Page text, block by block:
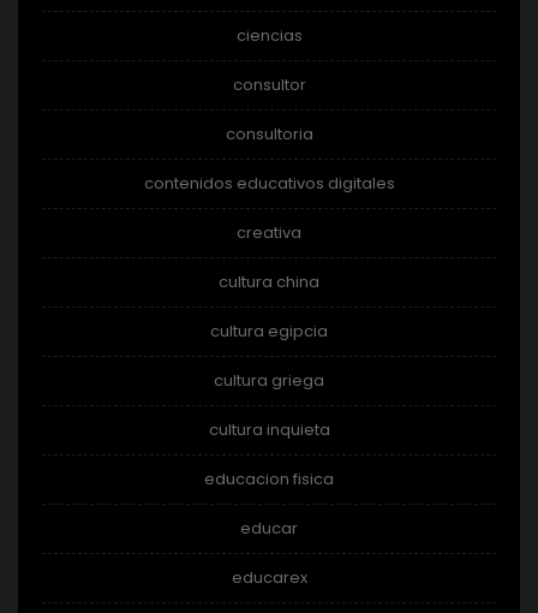
ciencias
consultor
consultoria
contenidos educativos digitales
creativa
cultura china
cultura egipcia
cultura griega
cultura inquieta
educacion fisica
educar
educarex